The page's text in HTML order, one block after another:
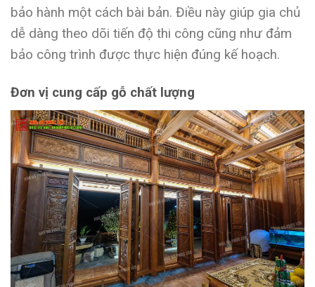
bảo hành một cách bài bản. Điều này giúp gia chủ
dễ dàng theo dõi tiến độ thi công cũng như đảm
bảo công trình được thực hiện đúng kế hoạch.
Đơn vị cung cấp gỗ chất lượng